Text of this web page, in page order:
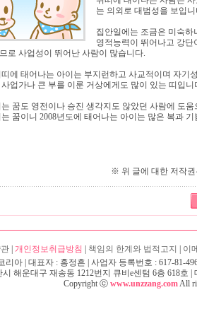
는 의외로 대범성을 보입니
집안일에는 조금은 미숙하
영적능력이 뛰어나고 강
로 사업성이 뛰어난 사람이 많습니다.
에 태어나는 아이는 부지런하고 사교적이며 자기
업가나 큰 부를 이룬 거상에게도 많이 있는 띠입니
꿈도 영전이나 승진 생각지도 않았던 사람에 도움
꿈이니 2008년도에 태어나는 아이는 많은 복과
※ 위 글에 대한 저작권
개인정보취급방침 책임의 한계와 법적고지 이
리아 | 대표자 : 홍정흔 | 사업자 등록번호 : 617-81-
해운대구 재송동 1212번지 큐비e센텀 6층 618호 |
Copyright ⓒ www.unzzang.comAll